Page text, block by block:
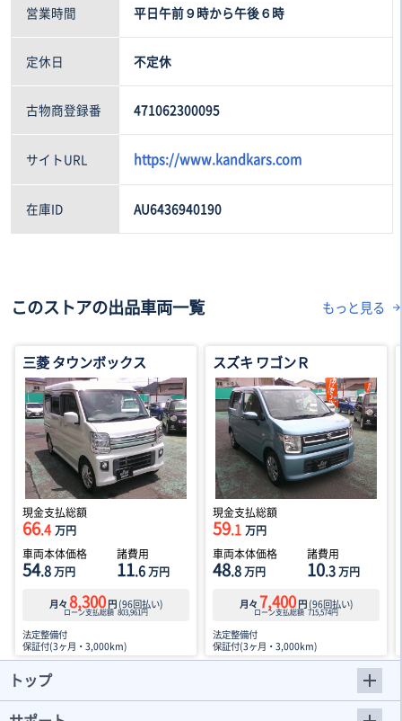
営業時間 平日午前９時から午後６時
定休日 不定休
古物商登録番 471062300095
サイトURL https://www.kandkars.com
在庫ID AU6436940190
このストアの出品車両一覧 もっと見る
三菱 タウンボックス
現金支払総額
66.4 万円
車両本体価格
54.8万円
諸費用
11.6万円
月々 8,300円(96回払い)
ローン支払総額 803,961円
法定整備付
保証付(3ヶ月・3,000km)
スズキ ワゴンＲ
現金支払総額
59.1 万円
車両本体価格
48.8万円
諸費用
10.3万円
月々 7,400円(96回払い)
ローン支払総額 715,574円
法定整備付
保証付(3ヶ月・3,000km)
トップ